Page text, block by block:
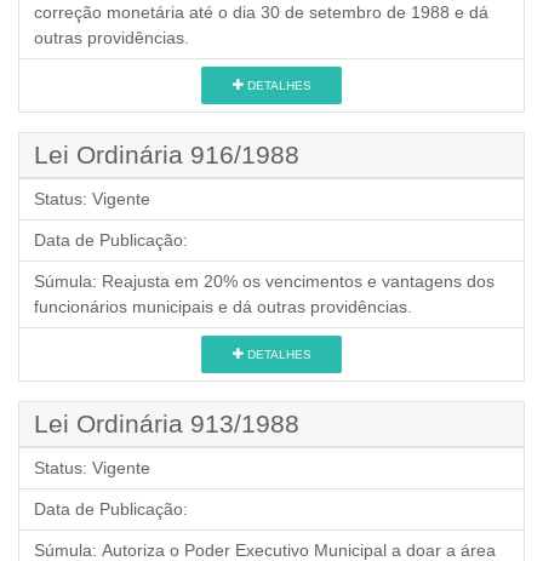
correção monetária até o dia 30 de setembro de 1988 e dá
outras providências.
DETALHES
Lei Ordinária 916/1988
Status: Vigente
Data de Publicação:
Súmula: Reajusta em 20% os vencimentos e vantagens dos
funcionários municipais e dá outras providências.
DETALHES
Lei Ordinária 913/1988
Status: Vigente
Data de Publicação:
Súmula: Autoriza o Poder Executivo Municipal a doar a área